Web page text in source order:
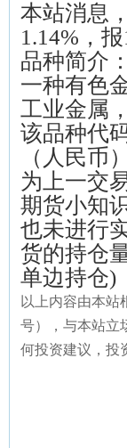
本站消息
1.14%，
品种简介
一种有色
工业金属
该品种代
（人民币
为上一交
期货小知
也未进行
货的持仓
单边持仓)
以上内容由本站
号），与本站立
何投资建议，投